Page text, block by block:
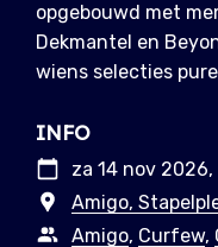
opgebouwd met
Dekmantel en
wiens selecties
INFO
za 14 nov
Amigo,
Amigo, Curfew,